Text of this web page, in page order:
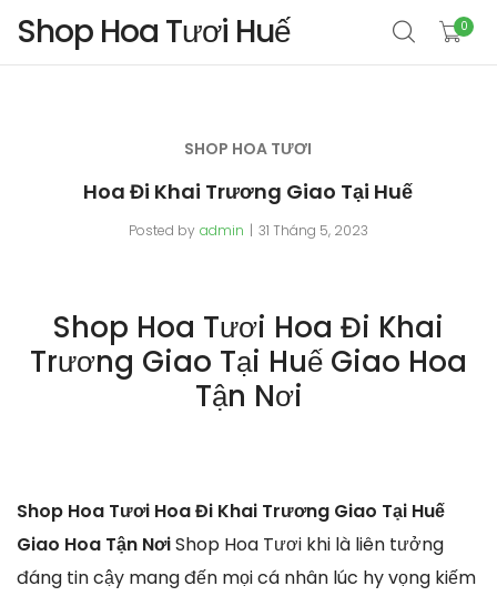
Shop Hoa Tươi Huế 0
SHOP HOA TƯƠI
Hoa Đi Khai Trương Giao Tại Huế
Posted by admin 31 Tháng 5, 2023
Shop Hoa Tươi Hoa Đi Khai
Trương Giao Tại Huế Giao Hoa
Tận Nơi
Shop Hoa Tươi Hoa Đi Khai Trương Giao Tại Huế
Giao Hoa Tận NơiShop Hoa Tươi khi là liên tưởng
đáng tin cậy mang đến mọi cá nhân lúc hy vọng kiếm